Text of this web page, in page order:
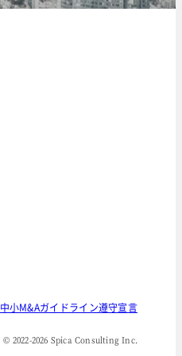
中小M&Aガイドライン遵守宣言
© 2022-2026 Spica Consulting Inc.